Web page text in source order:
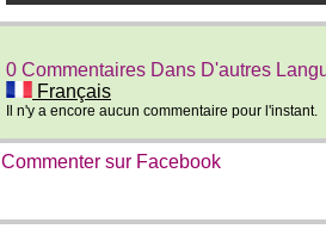
0 Commentaires Dans D'autres
Français
Il n'y a encore aucun commentaire pour l'instant.
Commenter sur Facebook